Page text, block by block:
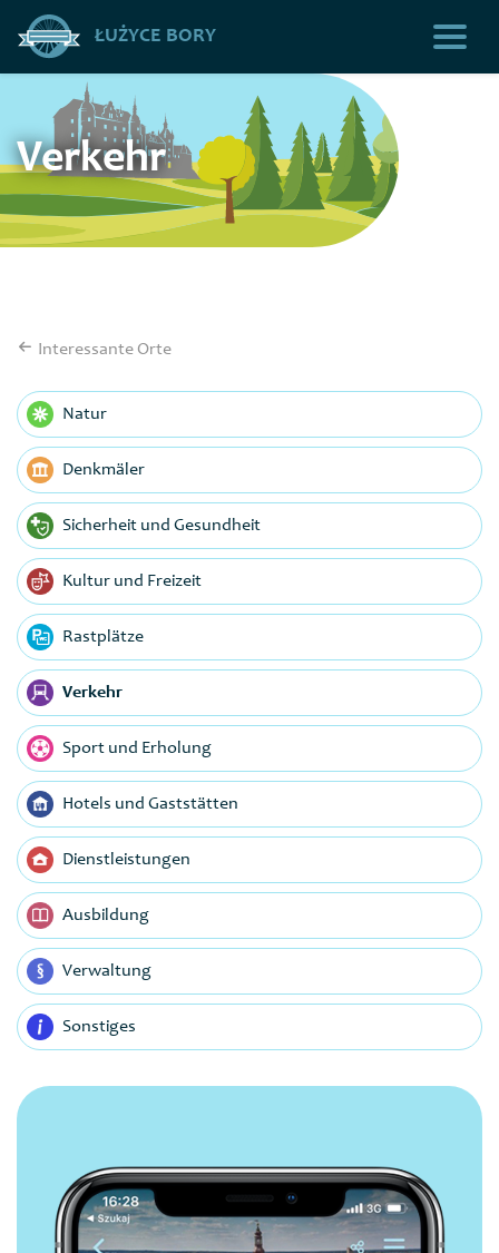
ŁUŻYCE BORY
Verkehr
Interessante Orte
Natur
Denkmäler
Sicherheit und Gesundheit
Kultur und Freizeit
Rastplätze
Verkehr
Sport und Erholung
Hotels und Gaststätten
Dienstleistungen
Ausbildung
Verwaltung
Sonstiges